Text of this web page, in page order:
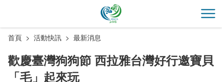
主
開
首頁 活動快訊 最新消息
歡慶臺灣狗狗節 西拉雅台灣好行邀寶貝
「毛」起來玩